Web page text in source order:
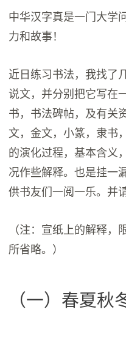
中华汉字真是一门大学
力和故事！
近日练习书法，我找了
说文，并分别把它写在
书，书法碑帖，及有关
文，金文，小篆，隶书
的演化过程，基本含义
况作些解释。也是挂一
供书友们一阅一乐。并
（注：宣纸上的解释
所省略。）
（一）春夏秋